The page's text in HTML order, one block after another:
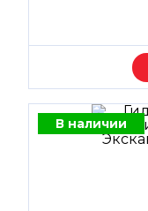
В наличии